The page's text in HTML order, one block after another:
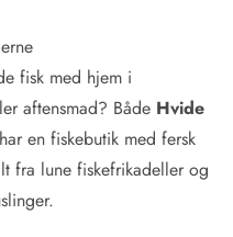
fisk med hjem i
aftensmad? Både Hvide
har en fiskebutik med fersk
fra lune fiskefrikadeller og